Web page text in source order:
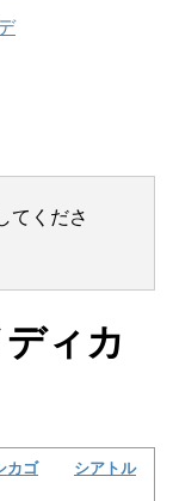
てくださ
ィカ
カゴ シアトル